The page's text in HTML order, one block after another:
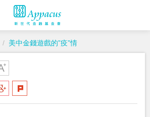
美中金錢遊戲的”疫”情